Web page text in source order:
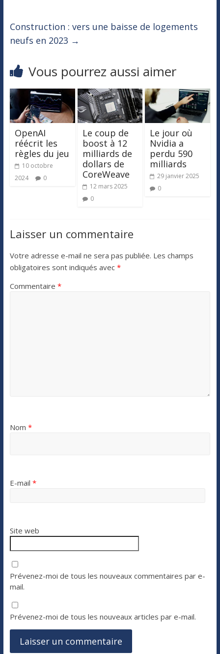
Construction : vers une baisse de logements
neufs en 2023 →
Vous pourrez aussi aimer
OpenAI
réécrit les
règles du jeu
10 octobre
2024
0
Le coup de
boost à 12
milliards de
dollars de
CoreWeave
12 mars 2025
0
Le jour où
Nvidia a
perdu 590
milliards
29 janvier 2025
0
Laisser un commentaire
Votre adresse e-mail ne sera pas publiée. Les champs
obligatoires sont indiqués avec *
Commentaire *
Nom *
E-mail *
Site web
Prévenez-moi de tous les nouveaux commentaires par e-
mail.
Prévenez-moi de tous les nouveaux articles par e-mail.